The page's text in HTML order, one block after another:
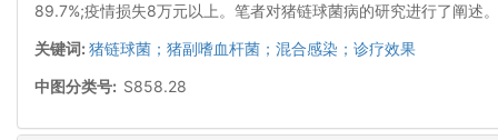
89.7%;疫情损失8万元以上。笔者对猪链球菌病的研究进行了阐述。
关键词:猪链球菌；猪副嗜血杆菌；混合感染；诊疗效果
中图分类号: S858.28